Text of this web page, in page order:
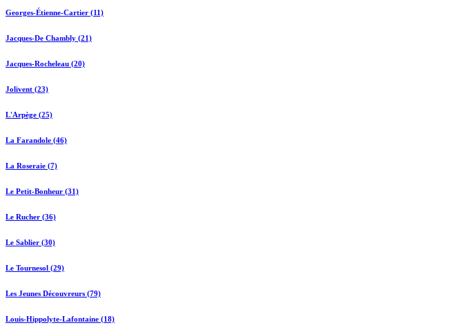
Georges-Étienne-Cartier (11)
Jacques-De Chambly (21)
Jacques-Rocheleau (20)
Jolivent (23)
L'Arpège (25)
La Farandole (46)
La Roseraie (7)
Le Petit-Bonheur (31)
Le Rucher (36)
Le Sablier (30)
Le Tournesol (29)
Les Jeunes Découvreurs (79)
Louis-Hippolyte-Lafontaine (18)